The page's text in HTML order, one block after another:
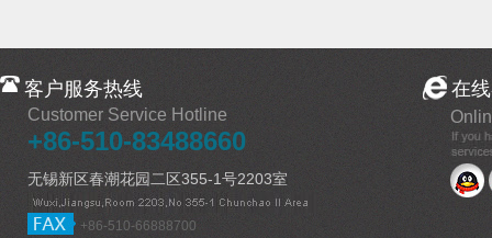
客户服务热线
Customer Service Hotline
+86-510-83488660
无锡新区春潮花园二区355-1号2203室
+86-510-66888700
在